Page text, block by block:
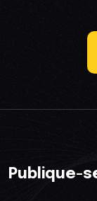
Publique-